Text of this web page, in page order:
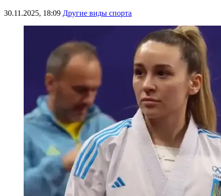
30.11.2025, 18:09 Другие виды спорта